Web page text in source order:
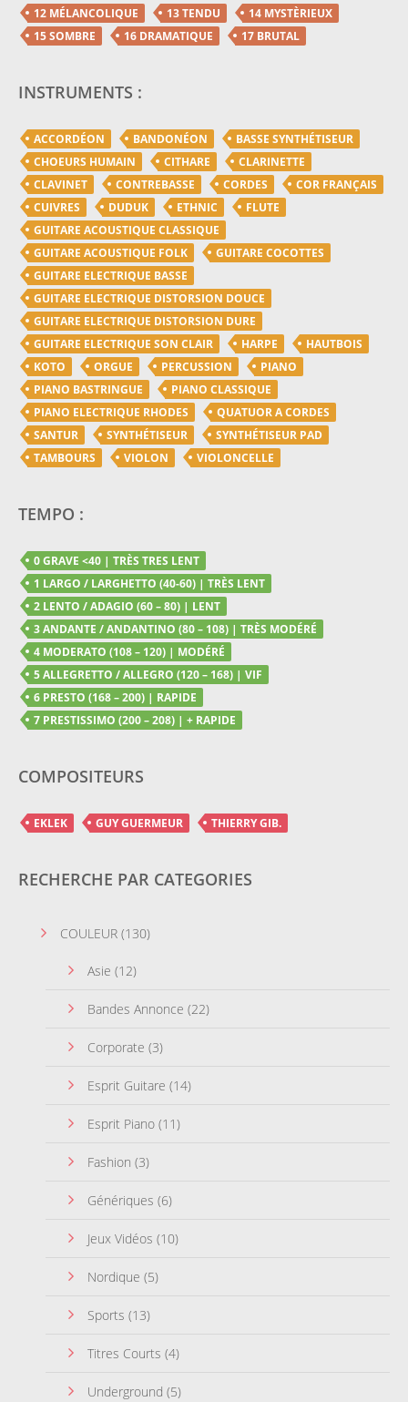
12 MÉLANCOLIQUE 13 TENDU
14 MYSTÈRIEUX
15 SOMBRE
16 DRAMATIQUE 17 BRUTAL
INSTRUMENTS :
ACCORDÉON BANDONÉON
BASSE SYNTHÉTISEUR
CHOEURS HUMAIN
CITHARE
CLARINETTE
CLAVINET
CONTREBASSE CORDES
COR FRANÇAIS
CUIVRES
DUDUK ETHNIC
FLUTE
GUITARE ACOUSTIQUE CLASSIQUE
GUITARE ACOUSTIQUE FOLK
GUITARE COCOTTES
GUITARE ELECTRIQUE BASSE
GUITARE ELECTRIQUE DISTORSION DOUCE
GUITARE ELECTRIQUE DISTORSION DURE
GUITARE ELECTRIQUE SON CLAIR
HARPE
HAUTBOIS
KOTO
ORGUE PERCUSSION
PIANO
PIANO BASTRINGUE
PIANO CLASSIQUE
PIANO ELECTRIQUE RHODES
QUATUOR A CORDES
SANTUR
SYNTHÉTISEUR
SYNTHÉTISEUR PAD
TAMBOURS
VIOLON VIOLONCELLE
TEMPO :
0 GRAVE <40 | TRÈS TRES LENT
1 LARGO / LARGHETTO (40-60) | TRÈS LENT
2 LENTO / ADAGIO (60 – 80) | LENT
3 ANDANTE / ANDANTINO (80 – 108) | TRÈS MODÉRÉ
4 MODERATO (108 – 120) | MODÉRÉ
5 ALLEGRETTO / ALLEGRO (120 – 168) | VIF
6 PRESTO (168 – 200) | RAPIDE
7 PRESTISSIMO (200 – 208) | + RAPIDE
COMPOSITEURS
EKLEK GUY GUERMEUR THIERRY GIB.
RECHERCHE PAR CATEGORIES
COULEUR (130)
Asie (12)
Bandes Annonce (22)
Corporate (3)
Esprit Guitare (14)
Esprit Piano (11)
Fashion (3)
Génériques (6)
Jeux Vidéos (10)
Nordique (5)
Sports (13)
Titres Courts (4)
Underground (5)